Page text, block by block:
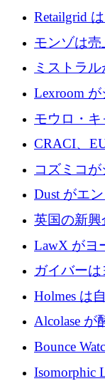
100万ユー
Retailgrid
ラウンド
ゲットにし
モンゾは
ミストラ
Lexroom
てヨーロ
モウロ・
ローズで4
CRACI、
アンスプラ
コズミコ
ロを調達
Dust がエ
レイヤー」
するシリ
英国の新興
ドのエネル
ンドを調達
LawX がヨ
ング シス
を調達
ガイバー
貢献するた
Holmes は
万ユーロ
Alcolase が
り組むため
Bounce
ためのイ
Isomorphic